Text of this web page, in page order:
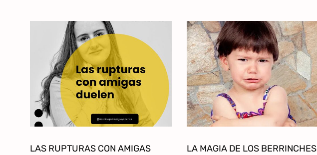
LAS RUPTURAS CON AMIGAS
LA MAGIA DE LOS BERRINCHES